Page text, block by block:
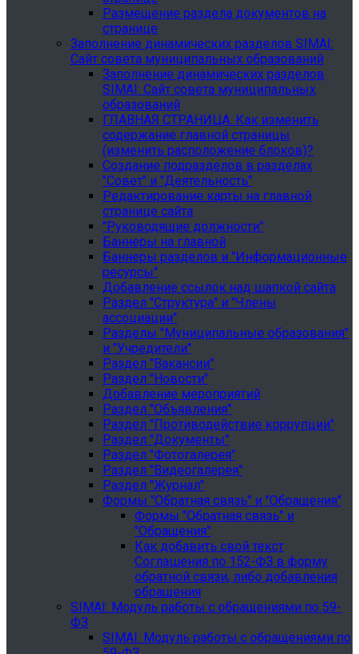
Размещение раздела документов на
странице
Заполнение динамических разделов SIMAI:
Сайт совета муниципальных образований
Заполнение динамических разделов
SIMAI: Сайт совета муниципальных
образований
ГЛАВНАЯ СТРАНИЦА. Как изменить
содержание главной страницы
(изменить расположение блоков)?
Создание подразделов в разделах
"Совет" и "Деятельность"
Редактирование карты на главной
странице сайта
"Руководящие должности"
Баннеры на главной
Баннеры разделов и "Информационные
ресурсы"
Добавление ссылок над шапкой сайта
Раздел "Структура" и "Члены
ассоциации"
Разделы "Муниципальные образования"
и "Учредители"
Раздел "Вакансии"
Раздел "Новости"
Добавление мероприятий
Раздел "Объявления"
Раздел "Противодействие коррупции"
Раздел "Документы"
Раздел "Фотогалерея"
Раздел "Видеогалерея"
Раздел "Журнал"
Формы "Обратная связь" и "Обращения"
Формы "Обратная связь" и
"Обращения"
Как добавить свой текст
Соглашения по 152-ФЗ в форму
обратной связи, либо добавления
обращения
SIMAI: Модуль работы с обращениями по 59-
ФЗ
SIMAI: Модуль работы с обращениями по